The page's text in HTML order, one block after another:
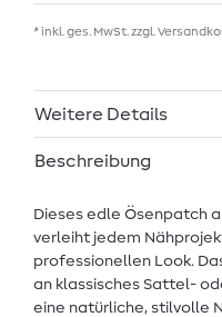
* inkl. ges. MwSt. zzgl.
Weitere Details
Beschreibung
Dieses edle Ösenpatch
verleiht jedem
professionellen Look.
an klassisches Sattel-
eine natürliche, stilvolle